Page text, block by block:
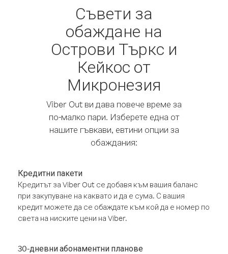
Съвети за
обаждане на
Острови Търкс и
Кейкос от
Микронезия
Viber Out ви дава повече време за
по-малко пари. Изберете една от
нашите гъвкави, евтини опции за
обаждания:
Кредитни пакети
Кредитът за Viber Out се добавя към вашия баланс
при закупуване на каквато и да е сума. С вашия
кредит можете да се обаждате към кой да е номер по
света на ниските цени на Viber.
30-дневни абонаментни планове